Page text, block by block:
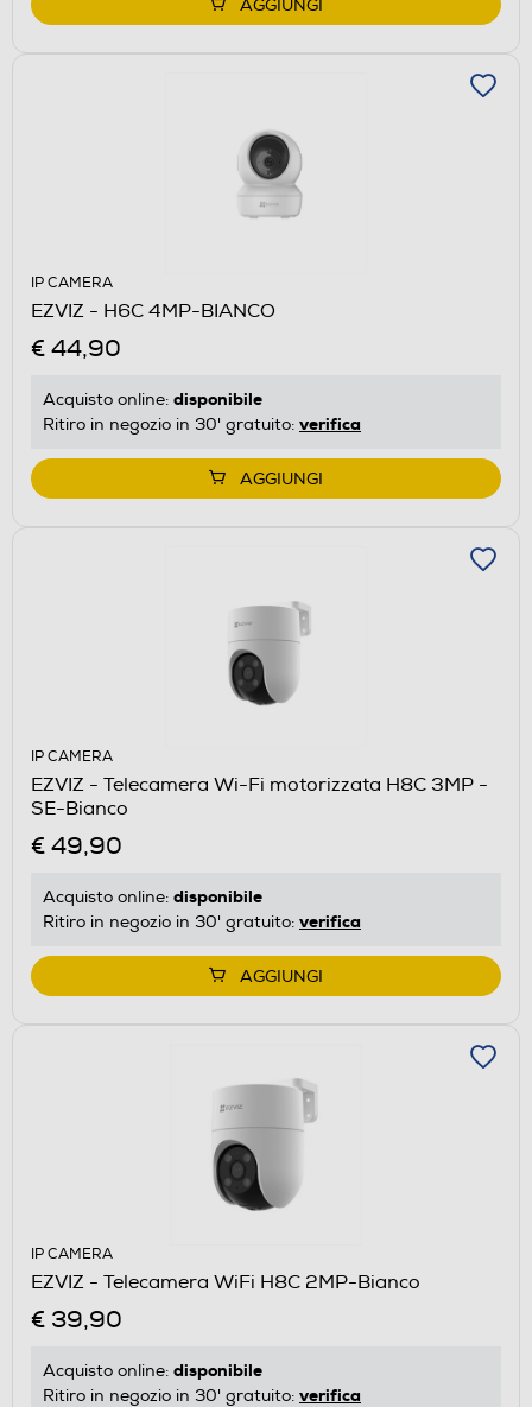
AGGIUNGI
IP CAMERA
EZVIZ - H6C 4MP-BIANCO
€ 44,90
Acquisto online: disponibile
Ritiro in negozio in 30' gratuito: verifica
AGGIUNGI
IP CAMERA
EZVIZ - Telecamera Wi-Fi motorizzata H8C 3MP -
SE-Bianco
€ 49,90
Acquisto online: disponibile
Ritiro in negozio in 30' gratuito: verifica
AGGIUNGI
IP CAMERA
EZVIZ - Telecamera WiFi H8C 2MP-Bianco
€ 39,90
Acquisto online: disponibile
Ritiro in negozio in 30' gratuito: verifica